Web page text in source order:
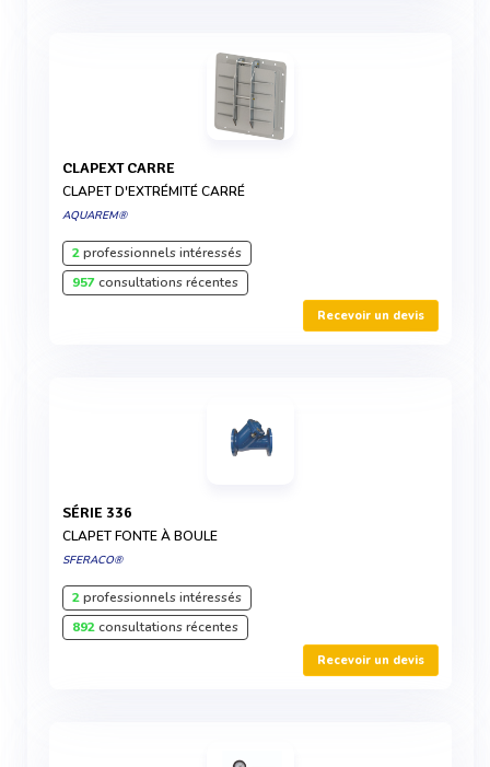
CLAPEXT CARRE
CLAPET D'EXTRÉMITÉ CARRÉ
AQUAREM®
2professionnels intéressés
957consultations récentes
Recevoir un devis
SÉRIE 336
CLAPET FONTE À BOULE
SFERACO®
2professionnels intéressés
892consultations récentes
Recevoir un devis